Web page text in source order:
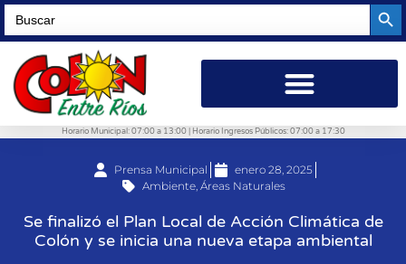
Search
for:
Horario Municipal: 07:00 a 13:00 | Horario Ingresos Públicos: 07:00 a 17:30
Prensa Municipal
enero 28, 2025
Ambiente, Áreas Naturales
Se finalizó el Plan Local de Acción Climática de
Colón y se inicia una nueva etapa ambiental